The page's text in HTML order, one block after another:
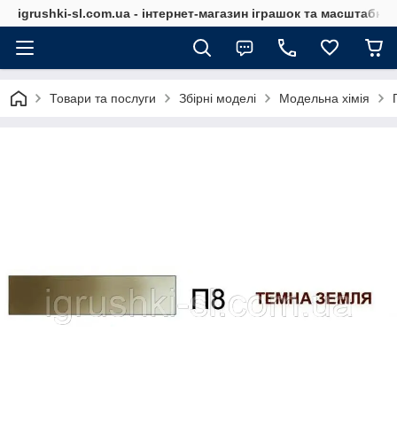
igrushki-sl.com.ua - інтернет-магазин іграшок та
Товари та послуги Збірні моделі Модельна хімія